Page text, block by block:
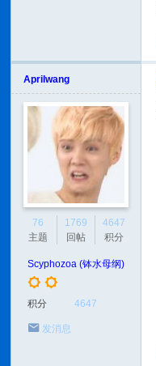
Aprilwang
76
主题
1769
回帖
4647
积分
Scyphozoa (钵水母纲)
积分 4647
发消息